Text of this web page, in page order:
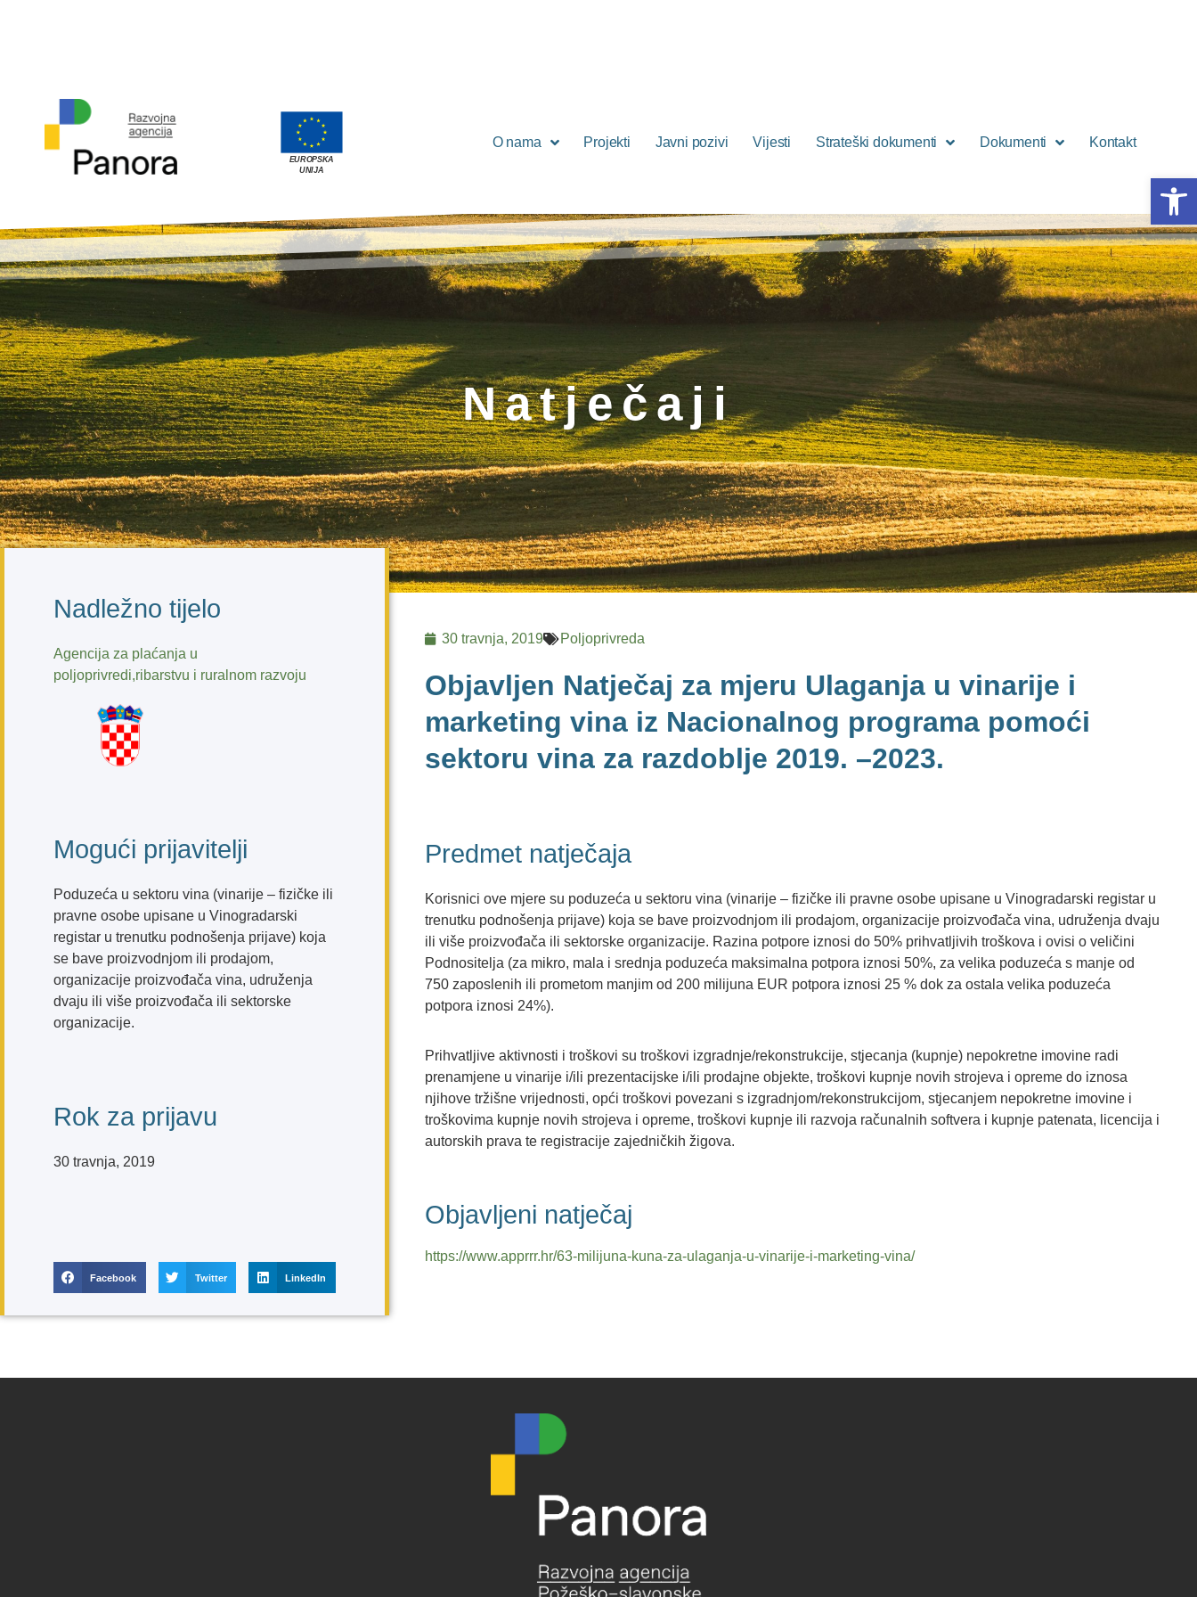
EUROPSKA
UNIJA
O nama Projekti Javni pozivi Vijesti Strateški dokumenti Dokumenti Kontakt
Natječaji
Nadležno tijelo
Agencija za plaćanja u
poljoprivredi,ribarstvu i ruralnom razvoju
Mogući prijavitelji
Poduzeća u sektoru vina (vinarije – fizičke ili
pravne osobe upisane u Vinogradarski
registar u trenutku podnošenja prijave) koja
se bave proizvodnjom ili prodajom,
organizacije proizvođača vina, udruženja
dvaju ili više proizvođača ili sektorske
organizacije.
Rok za prijavu
30 travnja, 2019
Facebook Twitter LinkedIn
30 travnja, 2019 Poljoprivreda
Objavljen Natječaj za mjeru Ulaganja u vinarije i
marketing vina iz Nacionalnog programa pomoći
sektoru vina za razdoblje 2019. –2023.
Predmet natječaja
Korisnici ove mjere su poduzeća u sektoru vina (vinarije – fizičke ili pravne osobe upisane u Vinogradarski registar u
trenutku podnošenja prijave) koja se bave proizvodnjom ili prodajom, organizacije proizvođača vina, udruženja dvaju
ili više proizvođača ili sektorske organizacije. Razina potpore iznosi do 50% prihvatljivih troškova i ovisi o veličini
Podnositelja (za mikro, mala i srednja poduzeća maksimalna potpora iznosi 50%, za velika poduzeća s manje od
750 zaposlenih ili prometom manjim od 200 milijuna EUR potpora iznosi 25 % dok za ostala velika poduzeća
potpora iznosi 24%).
Prihvatljive aktivnosti i troškovi su troškovi izgradnje/rekonstrukcije, stjecanja (kupnje) nepokretne imovine radi
prenamjene u vinarije i/ili prezentacijske i/ili prodajne objekte, troškovi kupnje novih strojeva i opreme do iznosa
njihove tržišne vrijednosti, opći troškovi povezani s izgradnjom/rekonstrukcijom, stjecanjem nepokretne imovine i
troškovima kupnje novih strojeva i opreme, troškovi kupnje ili razvoja računalnih softvera i kupnje patenata, licencija i
autorskih prava te registracije zajedničkih žigova.
Objavljeni natječaj
https://www.apprrr.hr/63-milijuna-kuna-za-ulaganja-u-vinarije-i-marketing-vina/